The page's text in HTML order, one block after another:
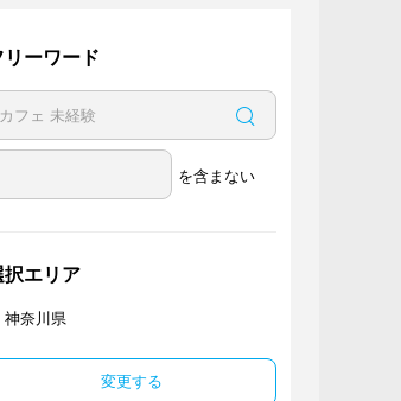
リーワード
を含まない
択エリア
神奈川県
変更する